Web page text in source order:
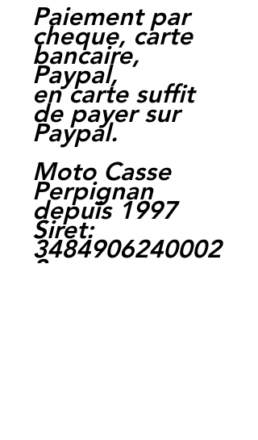
Paiement par
cheque, carte
bancaire,
Paypal,
en carte suffit
de payer sur
Paypal.
Moto Casse
Perpignan
depuis 1997
Siret:
3484906240002
3